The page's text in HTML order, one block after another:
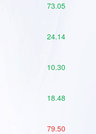
73.05
24.14
10.30
18.48
79.50